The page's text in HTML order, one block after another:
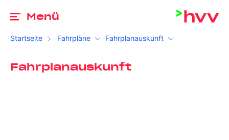
Menü
Startseite Fahrpläne Fahrplanauskunft
Fahrplanauskunft